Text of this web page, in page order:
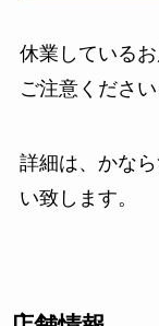
休業している
ご注意ください
詳細は、かな
い致します。